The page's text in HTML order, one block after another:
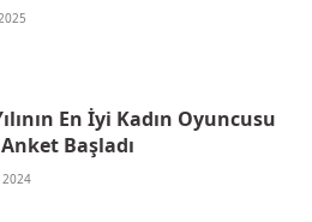
En İyi Kadın Oyuncusu
Başladı
2024